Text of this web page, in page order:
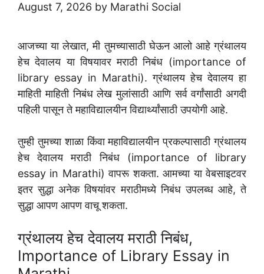
August 7, 2026 by Marathi Social
आजच्या या लेखात, मी तुमच्यासाठी घेऊन आलो आहे ग्रंथालय
हेच देवालय या विषयावर मराठी निबंध (importance of
library essay in Marathi). ग्रंथालय हेच देवालय हा
माहिती माहिती निबंध लेख मुलांसाठी आणि सर्व वर्गांसाठी अगदी
पहिली पासून ते महाविद्यालयीन विद्यार्थ्यांसाठी उपयोगी आहे.
तुम्ही तुमच्या शाळा किंवा महाविद्यालयीन प्रकल्पासाठी ग्रंथालय
हेच देवालय मराठी निबंध (importance of library
essay in Marathi) वापरू शकता. आमच्या या वेबसाइटवर
इतर सुद्धा अनेक विषयांवर मराठीमध्ये निबंध उपलब्ध आहे, ते
सुद्धा आपण आपण वाचू शकता.
ग्रंथालय हेच देवालय मराठी निबंध,
Importance of Library Essay in